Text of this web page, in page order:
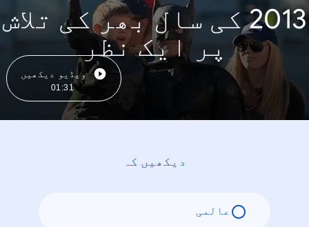
2013 کی سال بھر کی تلاش
پر ایک نظر
ویڈیو دیکھیں
01:31
دیکھیں کہ
عالمی